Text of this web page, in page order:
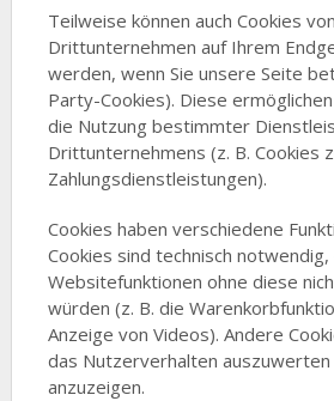
Teilweise können auch Cookies von
Drittunternehmen auf Ihrem
werden, wenn Sie unsere Seite
Party-Cookies). Diese
die Nutzung bestimmter
Drittunternehmens (z. B. Cookies
Zahlungsdienstleistungen).
Cookies haben verschiedene
Cookies sind technisch
Websitefunktionen ohne diese
würden (z. B. die
Anzeige von Videos). Andere
das Nutzerverhalten
anzuzeigen.